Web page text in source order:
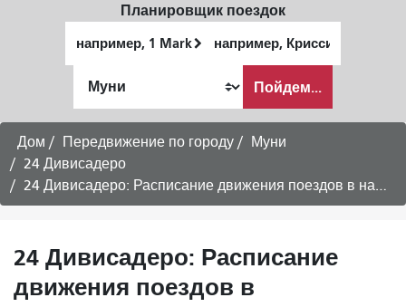
Планировщик поездок
местоположение
окончания
хочу
путешествовать
Пойдем...
Дом Передвижение по городу
Муни
24 Дивисадеро
24 Дивисадеро: Расписание движения поездов в направлении Бэйвью - субботние рейсы
24 Дивисадеро: Расписание
движения поездов в